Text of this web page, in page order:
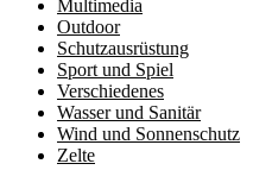
Multimedia
Outdoor
Schutzausrüstung
Sport und Spiel
Verschiedenes
Wasser und Sanitär
Wind und Sonnenschutz
Zelte